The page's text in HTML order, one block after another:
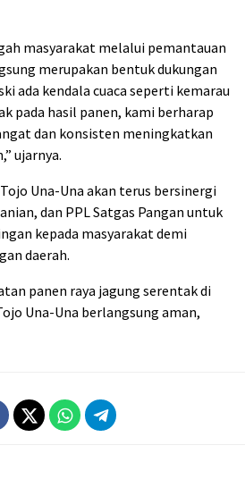
masyarakat melalui pemantauan
merupakan bentuk dukungan
ada kendala cuaca seperti kemarau
pada hasil panen, kami berharap
dan konsisten meningkatkan
ujarnya.
Una-Una akan terus bersinergi
dan PPL Satgas Pangan untuk
kepada masyarakat demi
daerah.
panen raya jagung serentak di
Una-Una berlangsung aman,